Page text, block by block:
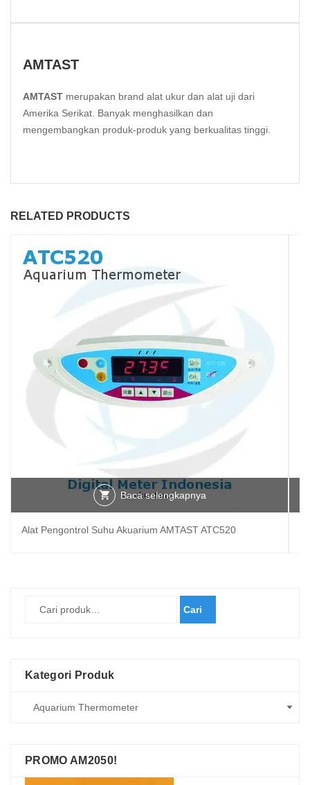
AMTAST
AMTAST merupakan brand alat ukur dan alat uji dari
Amerika Serikat. Banyak menghasilkan dan
mengembangkan produk-produk yang berkualitas tinggi.
RELATED PRODUCTS
Baca selengkapnya
Alat Pengontrol Suhu Akuarium AMTAST ATC520
Cari
Kategori Produk
PROMO AM2050!